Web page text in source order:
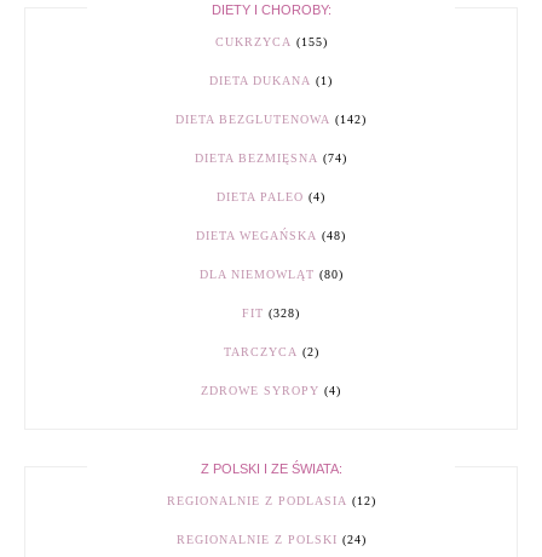
DIETY I CHOROBY:
CUKRZYCA (155)
DIETA DUKANA (1)
DIETA BEZGLUTENOWA (142)
DIETA BEZMIĘSNA (74)
DIETA PALEO (4)
DIETA WEGAŃSKA (48)
DLA NIEMOWLĄT (80)
FIT (328)
TARCZYCA (2)
ZDROWE SYROPY (4)
Z POLSKI I ZE ŚWIATA:
REGIONALNIE Z PODLASIA (12)
REGIONALNIE Z POLSKI (24)